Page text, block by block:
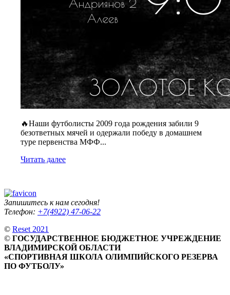
🔥Наши футболисты 2009 года рождения забили 9
безответных мячей и одержали победу в домашнем
туре первенства МФФ...
Читать далее
Запишитесь к нам сегодня!
Телефон: +7(4922) 47-06-22
© Reset 2021
© ГОСУДАРСТВЕННОЕ БЮДЖЕТНОЕ УЧРЕЖДЕНИЕ
ВЛАДИМИРСКОЙ ОБЛАСТИ
«СПОРТИВНАЯ ШКОЛА ОЛИМПИЙСКОГО РЕЗЕРВА
ПО ФУТБОЛУ»